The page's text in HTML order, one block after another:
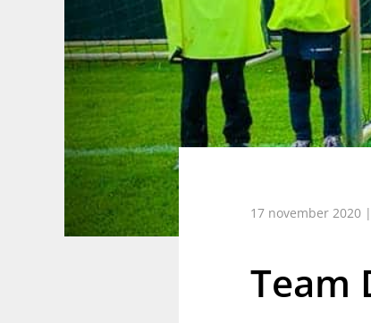
17 november 2020
Team